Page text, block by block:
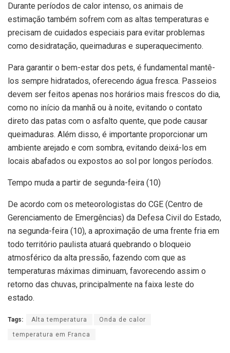
Durante períodos de calor intenso, os animais de
estimação também sofrem com as altas temperaturas e
precisam de cuidados especiais para evitar problemas
como desidratação, queimaduras e superaquecimento.
Para garantir o bem-estar dos pets, é fundamental mantê-
los sempre hidratados, oferecendo água fresca. Passeios
devem ser feitos apenas nos horários mais frescos do dia,
como no início da manhã ou à noite, evitando o contato
direto das patas com o asfalto quente, que pode causar
queimaduras. Além disso, é importante proporcionar um
ambiente arejado e com sombra, evitando deixá-los em
locais abafados ou expostos ao sol por longos períodos.
Tempo muda a partir de segunda-feira (10)
De acordo com os meteorologistas do CGE (Centro de
Gerenciamento de Emergências) da Defesa Civil do Estado,
na segunda-feira (10), a aproximação de uma frente fria em
todo território paulista atuará quebrando o bloqueio
atmosférico da alta pressão, fazendo com que as
temperaturas máximas diminuam, favorecendo assim o
retorno das chuvas, principalmente na faixa leste do
estado.
Tags: Alta temperatura Onda de calor
temperatura em Franca